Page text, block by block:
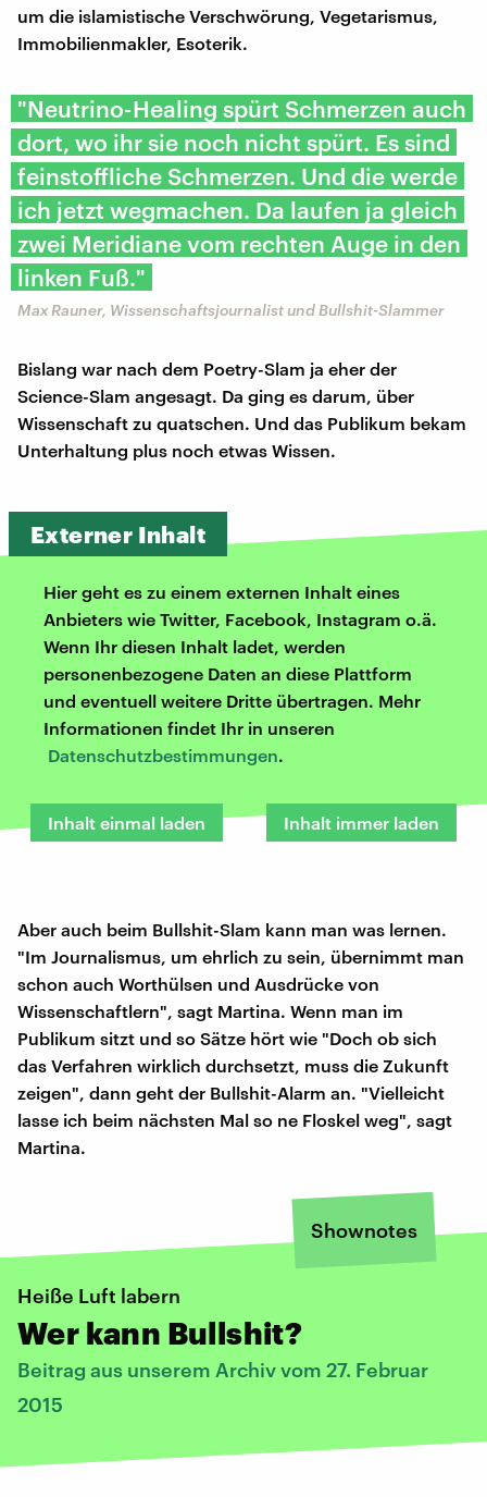
um die islamistische Verschwörung, Vegetarismus,
Immobilienmakler, Esoterik.
"Neutrino-Healing spürt Schmerzen auch
dort, wo ihr sie noch nicht spürt. Es sind
feinstoffliche Schmerzen. Und die werde
ich jetzt wegmachen. Da laufen ja gleich
zwei Meridiane vom rechten Auge in den
linken Fuß."
Max Rauner, Wissenschaftsjournalist und Bullshit-Slammer
Bislang war nach dem Poetry-Slam ja eher der
Science-Slam angesagt. Da ging es darum, über
Wissenschaft zu quatschen. Und das Publikum bekam
Unterhaltung plus noch etwas Wissen.
Externer Inhalt
Hier geht es zu einem externen Inhalt eines
Anbieters wie Twitter, Facebook, Instagram o.ä.
Wenn Ihr diesen Inhalt ladet, werden
personenbezogene Daten an diese Plattform
und eventuell weitere Dritte übertragen. Mehr
Informationen findet Ihr in unseren
Datenschutzbestimmungen.
Inhalt einmal laden Inhalt immer laden
Aber auch beim Bullshit-Slam kann man was lernen.
"Im Journalismus, um ehrlich zu sein, übernimmt man
schon auch Worthülsen und Ausdrücke von
Wissenschaftlern", sagt Martina. Wenn man im
Publikum sitzt und so Sätze hört wie "Doch ob sich
das Verfahren wirklich durchsetzt, muss die Zukunft
zeigen", dann geht der Bullshit-Alarm an. "Vielleicht
lasse ich beim nächsten Mal so ne Floskel weg", sagt
Martina.
Shownotes
Heiße Luft labern
Wer kann Bullshit?
Beitrag aus unserem Archiv vom 27. Februar
2015